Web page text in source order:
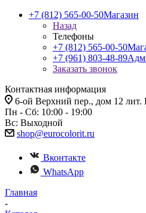
+7 (812) 565-00-50Магазин
Назад
Телефоны
+7 (812) 565-00-50
+7 (961) 803-48-89
Заказать звонок
Контактная информация
6-ой Верхний пер., дом 12 лит.
Пн - Сб: 10:00 - 19:00
Вс: Выходной
shop@eurocolorit.ru
Вконтакте
WhatsApp
Главная
-